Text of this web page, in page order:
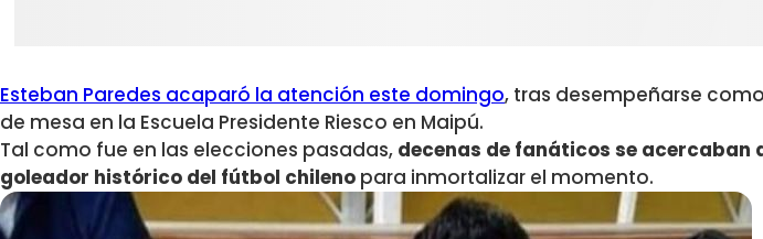
Esteban Paredes acaparó la atención este domingo, tras desempeñarse
de mesa en la Escuela Presidente Riesco en Maipú.
Tal como fue en las elecciones pasadas, decenas de fanáticos se acercaban
goleador histórico del fútbol chileno para inmortalizar el momento.